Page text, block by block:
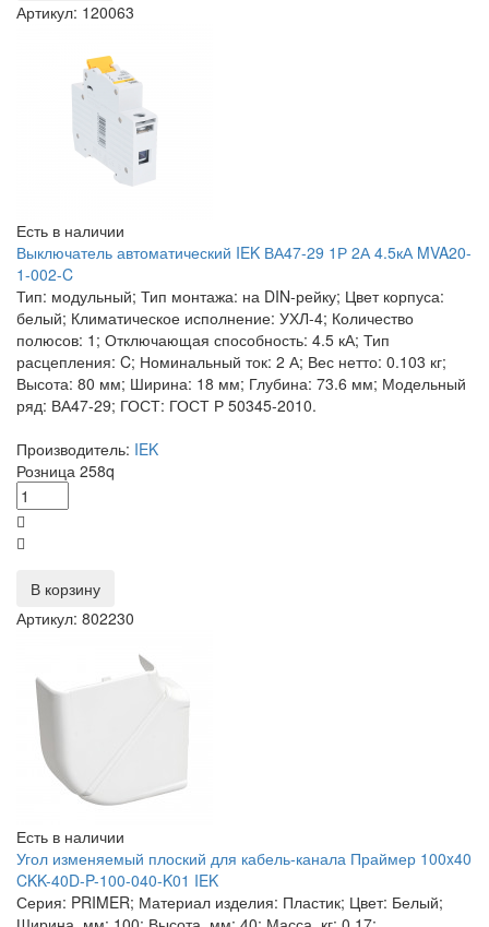
Артикул: 120063
Есть в наличии
Выключатель автоматический IEK ВА47-29 1Р 2А 4.5кА MVA20-
1-002-C
Тип: модульный; Тип монтажа: на DIN-рейку; Цвет корпуса:
белый; Климатическое исполнение: УХЛ-4; Количество
полюсов: 1; Отключающая способность: 4.5 кА; Тип
расцепления: C; Номинальный ток: 2 А; Вес нетто: 0.103 кг;
Высота: 80 мм; Ширина: 18 мм; Глубина: 73.6 мм; Модельный
ряд: ВА47-29; ГОСТ: ГОСТ Р 50345-2010.
Производитель: IEK
Розница 258q
В корзину
Артикул: 802230
Есть в наличии
Угол изменяемый плоский для кабель-канала Праймер 100x40
CKK-40D-P-100-040-K01 IEK
Серия: PRIMER; Материал изделия: Пластик; Цвет: Белый;